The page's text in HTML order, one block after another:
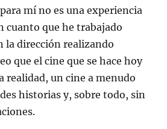
mí no es una experiencia
cuanto que he trabajado
la dirección realizando
que el cine que se hace hoy
realidad, un cine a menudo
historias y, sobre todo, sin